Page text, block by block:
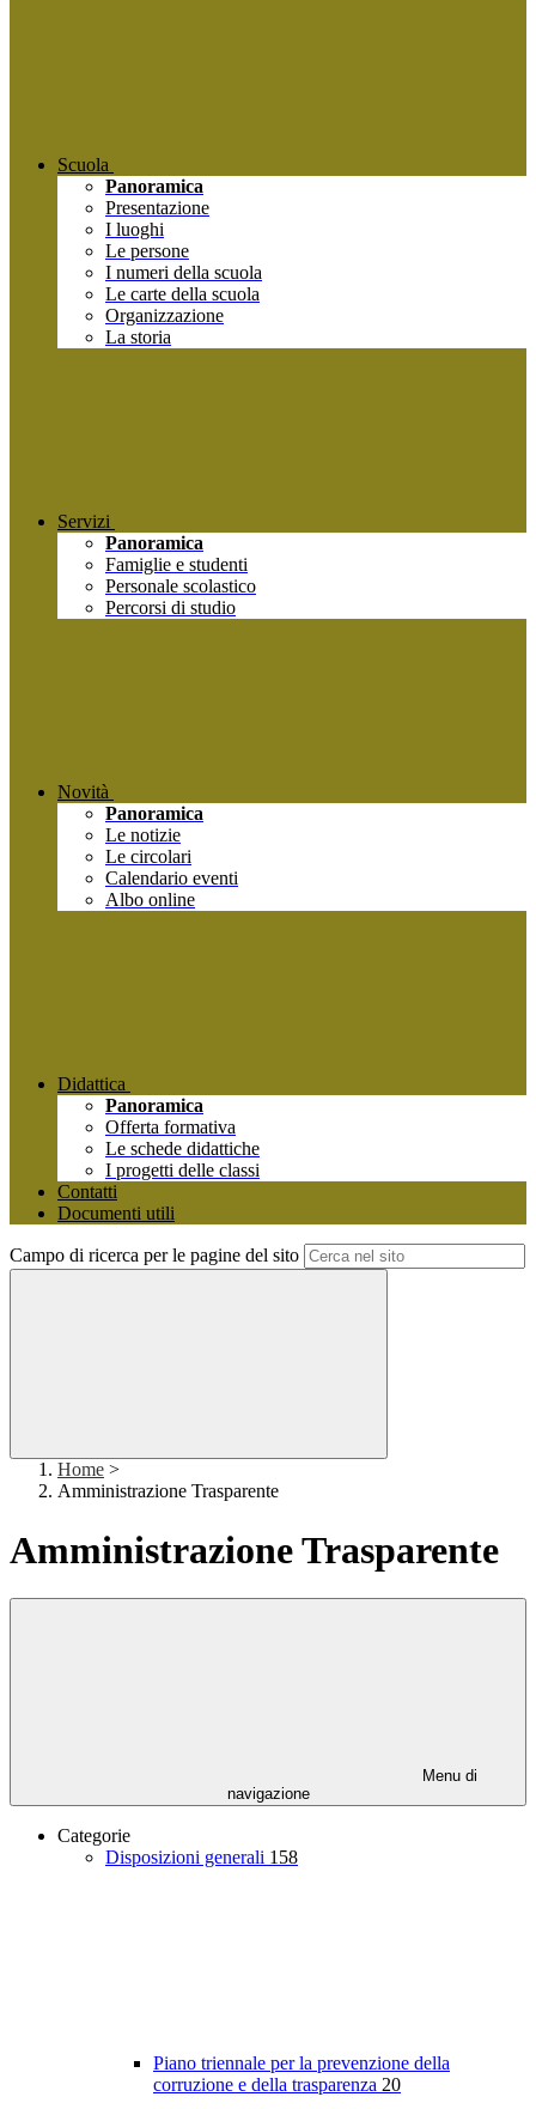
Scuola
Panoramica
Presentazione
I luoghi
Le persone
I numeri della scuola
Le carte della scuola
Organizzazione
La storia
Servizi
Panoramica
Famiglie e studenti
Personale scolastico
Percorsi di studio
Novità
Panoramica
Le notizie
Le circolari
Calendario eventi
Albo online
Didattica
Panoramica
Offerta formativa
Le schede didattiche
I progetti delle classi
Contatti
Documenti utili
Campo di ricerca per le pagine del sito
Home >
Amministrazione Trasparente
Amministrazione Trasparente
Menu di
navigazione
Categorie
Disposizioni generali 158
Piano triennale per la prevenzione della
corruzione e della trasparenza 20